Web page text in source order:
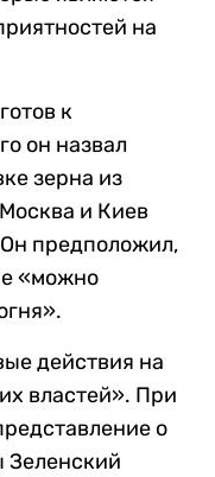
на
к
он назвал
зерна из
и Киев
предположил,
«можно
действия на
властей». При
о
Зеленский